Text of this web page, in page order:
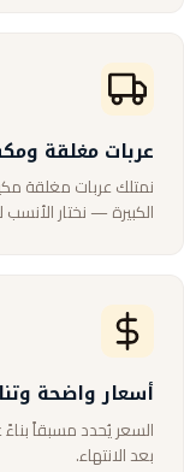
عربات مغلقة
نمتلك عربات مغلقة
الكبيرة — نختار الأنسب
أسعار واضحة
السعر يُحدد مسبقاً
بعد الانتهاء.